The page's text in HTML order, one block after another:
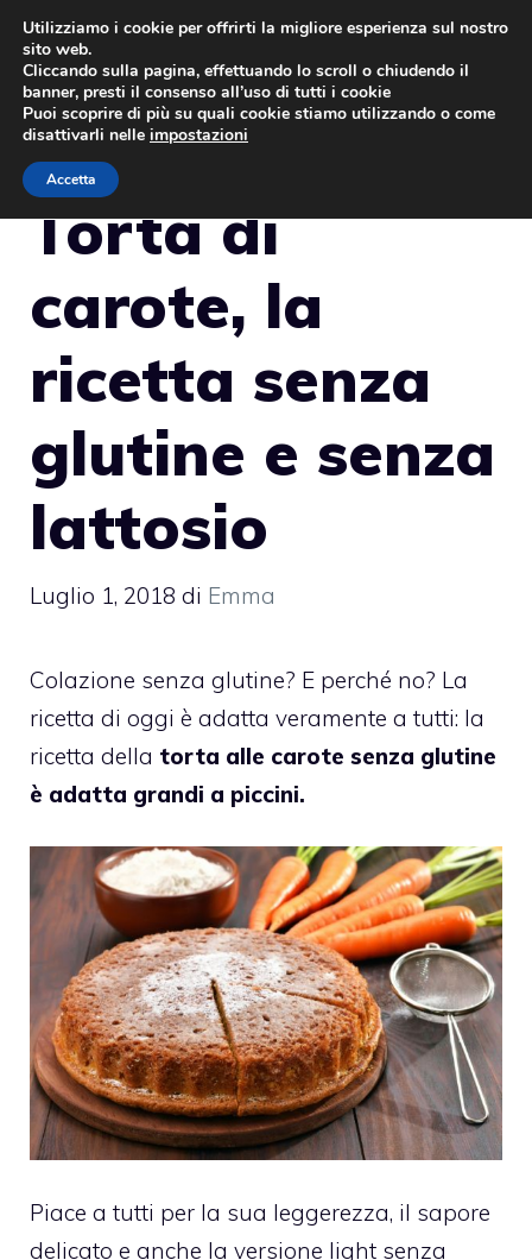
Vai
contenuto
Torta di
carote, la
ricetta senza
glutine e senza
lattosio
Luglio 1, 2018 di Emma
Colazione senza glutine? E perché no? La
ricetta di oggi è adatta veramente a tutti: la
ricetta della torta alle carote senza glutine
è adatta grandi a piccini.
Piace a tutti per la sua leggerezza, il sapore
delicato e anche la versione light senza
Utilizziamo i cookie per offrirti la migliore esperienza sul nostro
sito web.
Cliccando sulla pagina, effettuando lo scroll o chiudendo il
banner, presti il consenso all’uso di tutti i cookie
Puoi scoprire di più su quali cookie stiamo utilizzando o come
disattivarli nelle impostazioni
Accetta